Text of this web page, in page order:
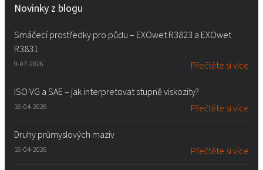
Novinky z blogu
Smáčecí prostředky pro půdu – EXOwet R3823 a EXOwet
R3831
9-07-2026 Přečtěte si více
ISO VG a SAE – jak interpretovat stupně viskozity?
16-04-2026 Přečtěte si více
Druhy průmyslových maziv
16-04-2026 Přečtěte si více